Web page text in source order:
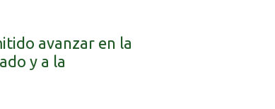
avanzar en la
y a la